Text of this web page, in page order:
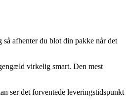
afhenter du blot din pakke når det
virkelig smart. Den mest
ser det forventede leveringstidspunkt